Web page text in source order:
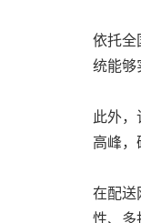
依托全
统能够
此外
高峰，
在配送
性、多